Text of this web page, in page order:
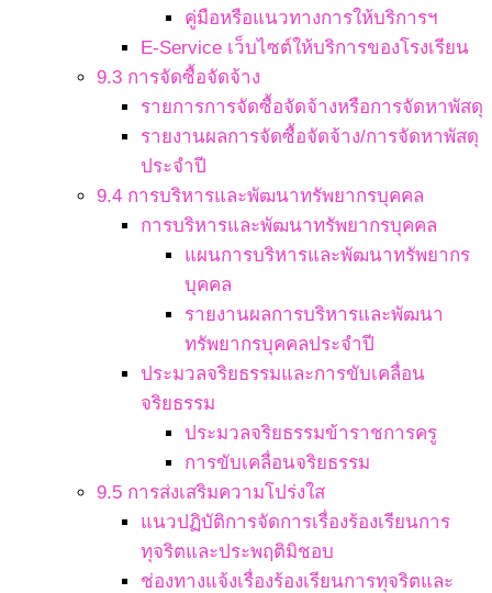
คู่มือหรือแนวทางการให้บริการฯ
E-Service เว็บไซต์ให้บริการของโรงเรียน
9.3 การจัดซื้อจัดจ้าง
รายการการจัดซื้อจัดจ้างหรือการจัดหาพัสดุ
รายงานผลการจัดซื้อจัดจ้าง/การจัดหาพัสดุ
ประจำปี
9.4 การบริหารและพัฒนาทรัพยากรบุคคล
การบริหารและพัฒนาทรัพยากรบุคคล
แผนการบริหารและพัฒนาทรัพยากร
บุคคล
รายงานผลการบริหารและพัฒนา
ทรัพยากรบุคคลประจำปี
ประมวลจริยธรรมและการขับเคลื่อน
จริยธรรม
ประมวลจริยธรรมข้าราชการครู
การขับเคลื่อนจริยธรรม
9.5 การส่งเสริมความโปร่งใส
แนวปฏิบัติการจัดการเรื่องร้องเรียนการ
ทุจริตและประพฤติมิชอบ
ช่องทางแจ้งเรื่องร้องเรียนการทุจริตและ